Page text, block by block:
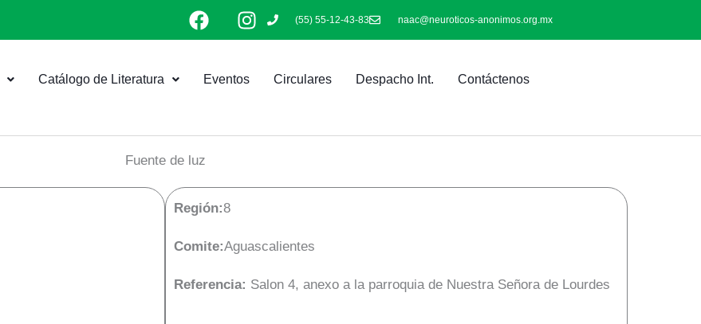
F
a
e
b
I
n
a
(55) 55-12-43-83 naac@neuroticos-anonimos.org.mx
Catálogo de Literatura Eventos Circulares Despacho Int. Contáctenos
Fuente de luz
Región:8
Comite:Aguascalientes
Referencia: Salon 4, anexo a la parroquia de Nuestra Señora de Lourdes